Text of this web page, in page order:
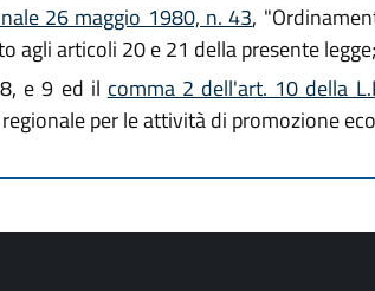
26 maggio 1980, n. 43,
agli articoli 20 e 21 della presente legge;
e 9 ed il comma 2 dell'art. 10 della
per le attività di promozione